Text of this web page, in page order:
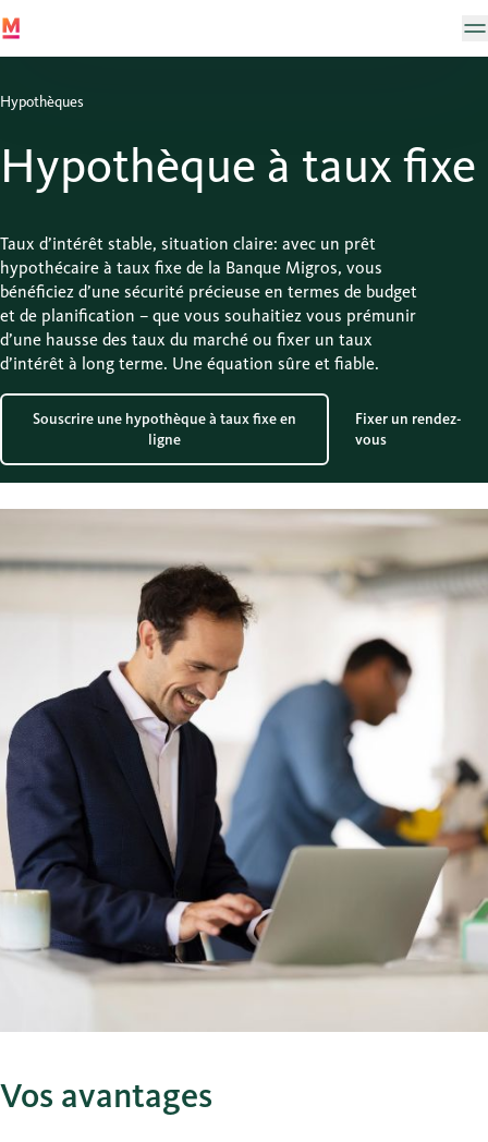
Hypothèques
Hypothèque à taux fixe
Taux d’intérêt stable, situation claire: avec un prêt
hypothécaire à taux fixe de la Banque Migros, vous
bénéficiez d’une sécurité précieuse en termes de budget
et de planification – que vous souhaitiez vous prémunir
d’une hausse des taux du marché ou fixer un taux
d’intérêt à long terme. Une équation sûre et fiable.
Souscrire une hypothèque à taux fixe en
ligne
Fixer un rendez-
vous
Vos avantages